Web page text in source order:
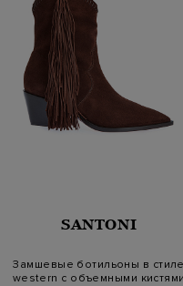
SANTONI
Замшевые ботильоны в стиле
western с объемными кистями